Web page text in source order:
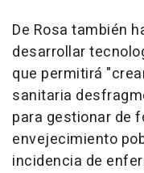
De Rosa también
desarrollar
que permitirá
sanitaria
para gestionar de
envejecimiento
incidencia de